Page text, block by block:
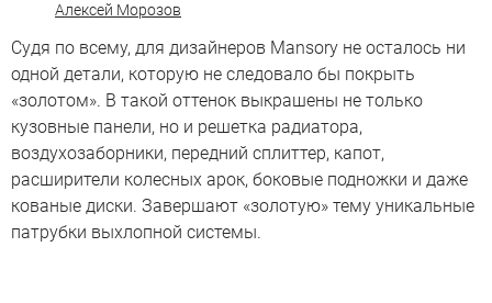
Алексей Морозов
Судя по всему, для дизайнеров Mansory не осталось ни
одной детали, которую не следовало бы покрыть
«золотом». В такой оттенок выкрашены не только
кузовные панели, но и решетка радиатора,
воздухозаборники, передний сплиттер, капот,
расширители колесных арок, боковые подножки и даже
кованые диски. Завершают «золотую» тему уникальные
патрубки выхлопной системы.